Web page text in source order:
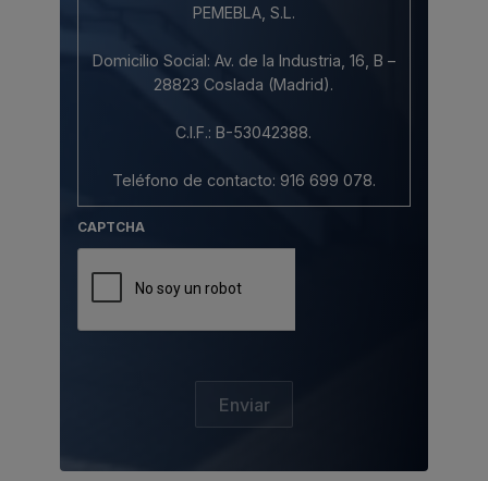
PEMEBLA, S.L.
Domicilio Social: Av. de la Industria, 16, B –
28823 Coslada (Madrid).
C.I.F.: B-53042388.
Teléfono de contacto: 916 699 078.
Correo electrónico: info@pemebla.com.
2. Protección de datos de carácter
personal.
tratamiento de sus datos con respecto a
retroactivos. Su acceso a este Sitio Web
CAPTCHA
Enviar